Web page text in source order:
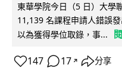
東華學院今日（5 日）大學
11,139 名課程申請人錯誤
以為獲得學位取錄，事...
147 17 ↗ 分享